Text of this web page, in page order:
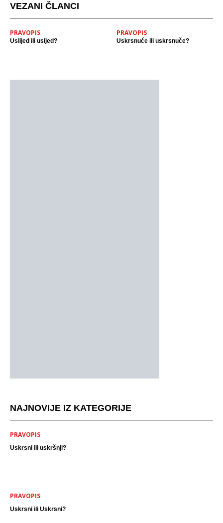
VEZANI ČLANCI
PRAVOPIS
Uslijed ili usljed?
PRAVOPIS
Uskrsnuće ili uskrsnuče?
NAJNOVIJE IZ KATEGORIJE
PRAVOPIS
Uskrsni ili uskršnji?
PRAVOPIS
Uskrsni ili Uskrsni?